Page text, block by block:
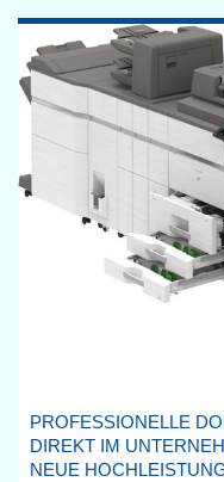
PROFESSIONELLE
DIREKT IM
NEUE